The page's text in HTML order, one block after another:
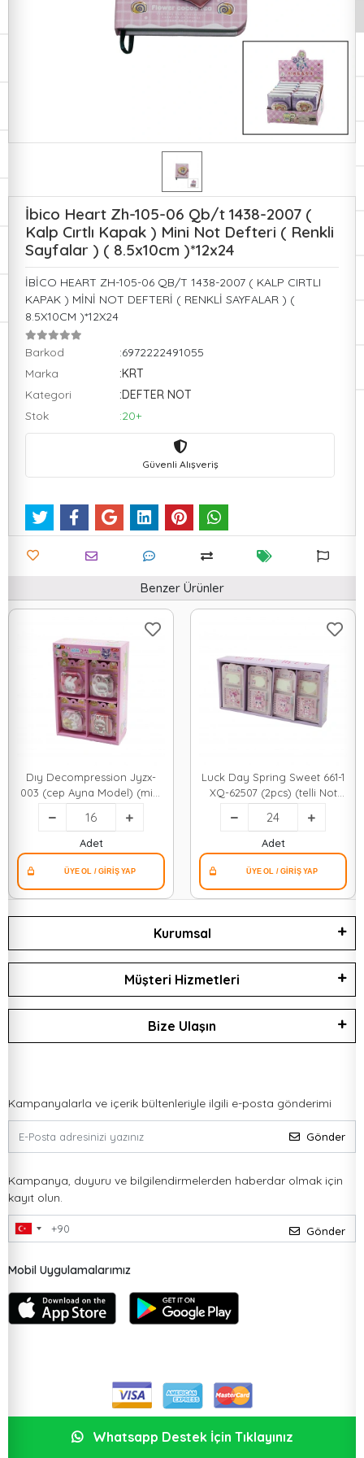
İbico Heart Zh-105-06 Qb/t 1438-2007 (
Kalp Cırtlı Kapak ) Mini Not Defteri ( Renkli
Sayfalar ) ( 8.5x10cm )*12x24
İBİCO HEART ZH-105-06 QB/T 1438-2007 ( KALP CIRTLI
KAPAK ) MİNİ NOT DEFTERİ ( RENKLİ SAYFALAR ) (
8.5X10CM )*12X24
Barkod
:6972222491055
Marka
:KRT
Kategori
:DEFTER NOT
Stok
:20+
Güvenli Alışveriş
Benzer Ürünler
Dıy Decompression Jyzx-
003 (cep Ayna Model) (mini
Yuvarlak=çap:6.5cm) Not
Defteri (hayvanlı Puf Kapak)
(zincirli Kulp)*16x36
Adet
Luck Day Spring Sweet 661-1
XQ-62507 (2pcs) (telli Not
Defteri=60yaprak=6.5x7.5cm
& Yapışkanlı=40
Yaprak=4.4x7cm) (kedili Cırtlı
Kapak )*24x16
Adet
Kurumsal
Müşteri Hizmetleri
Bize Ulaşın
Kampanyalarla ve içerik bültenleriyle ilgili e-posta gönderimi
Gönder
Kampanya, duyuru ve bilgilendirmelerden haberdar olmak için
kayıt olun.
Gönder
Mobil Uygulamalarımız
Whatsapp Destek İçin Tıklayınız